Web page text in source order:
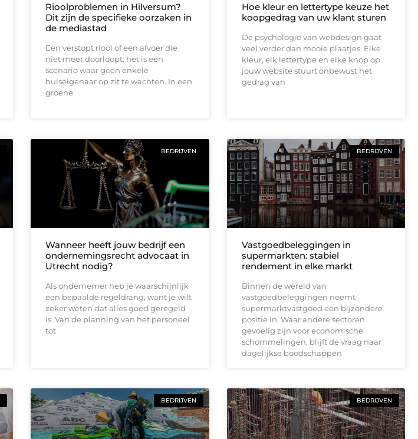
Rioolproblemen in Hilversum?
Dit zijn de specifieke oorzaken in
de mediastad
Een verstopt riool of een afvoer die
niet meer doorloopt: het is een
scenario waar geen enkele
huiseigenaar op zit te wachten. In een
groene
Hoe kleur en lettertype keuze het
koopgedrag van uw klant sturen
De psychologie van webdesign gaat
veel verder dan mooie plaatjes. Elke
kleur, elk lettertype en elke knop op
jouw website stuurt onbewust het
gedrag van
BEDRIJVEN
Wanneer heeft jouw bedrijf een
ondernemingsrecht advocaat in
Utrecht nodig?
Als ondernemer heb je waarschijnlijk
een bepaalde regeldrang, want je wilt
zeker weten dat alles goed geregeld
is. Van de planning van het personeel
tot
BEDRIJVEN
Vastgoedbeleggingen in
supermarkten: stabiel
rendement in elke markt
Binnen de wereld van
vastgoedbeleggingen neemt
supermarktvastgoed een bijzondere
positie in. Waar andere sectoren
gevoelig zijn voor economische
schommelingen, blijft de vraag naar
dagelijkse boodschappen
BEDRIJVEN BEDRIJVEN